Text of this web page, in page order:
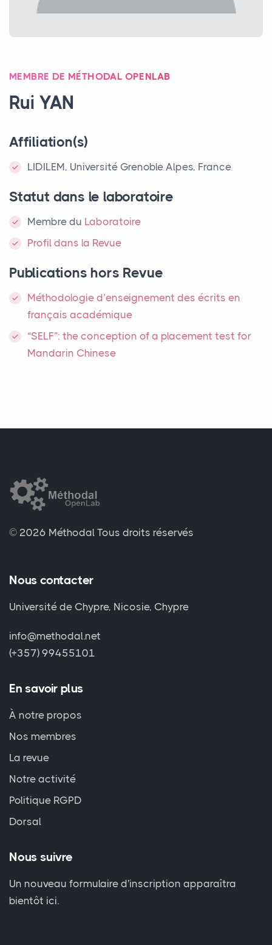
MEMBRE DE MÉTHODAL OPENLAB
RuiYAN
Affiliation(s)
LIDILEM, Université Grenoble Alpes, France
Statut dans le laboratoire
Membre du Laboratoire
Profil dans la Revue
Publications hors Revue
Méthodologie d’enseignement des écrits en
français académique
“SELF”: the conception of a placement test for
Mandarin Chinese
© 2026 Méthodal Tous droits réservés
Nous contacter
Université de Chypre, Nicosie, Chypre
info@methodal.net
(+357) 99455101
En savoir plus
À notre propos
Nos membres
La revue
Notre activité
Politique RGPD
Dorsal
Nous suivre
Un nouveau formulaire d'inscription apparaîtra
bientôt ici.